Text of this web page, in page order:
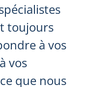
toujours
à vos
vos
que nous